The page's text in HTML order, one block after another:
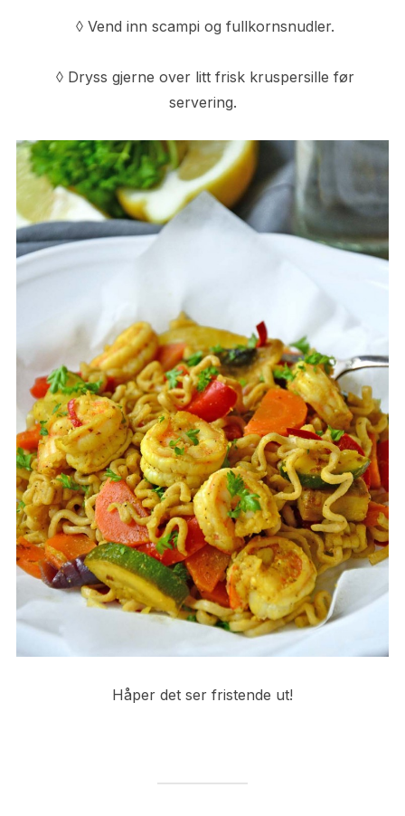
◊ Vend inn scampi og fullkornsnudler.
◊ Dryss gjerne over litt frisk kruspersille før
servering.
Håper det ser fristende ut!